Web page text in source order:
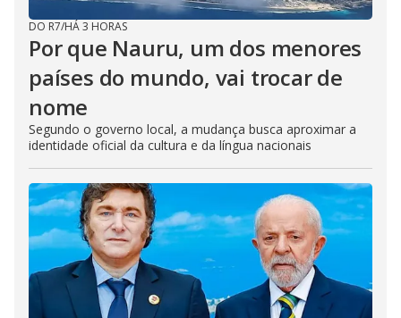
DO R7/HÁ 3 HORAS
Por que Nauru, um dos menores
países do mundo, vai trocar de
nome
Segundo o governo local, a mudança busca aproximar a
identidade oficial da cultura e da língua nacionais